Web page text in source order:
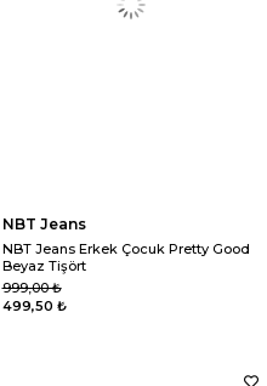
NBT Jeans
NBT Jeans Erkek Çocuk Pretty Good
Beyaz Tişört
499,50 ₺
999,00 ₺